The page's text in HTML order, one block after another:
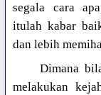
segala cara
itulah kabar
dan lebih
Dimana
melakukan